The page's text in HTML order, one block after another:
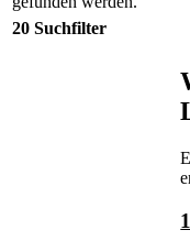
20 Suchfilter